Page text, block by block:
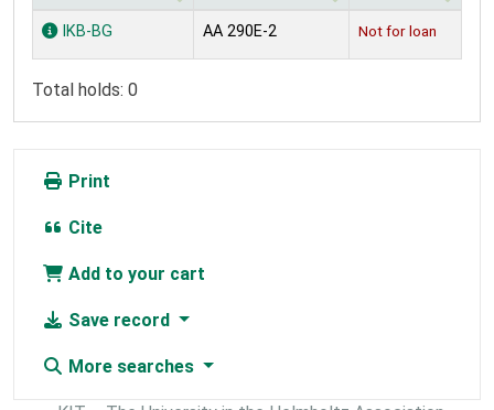
Holdings
IKB-BG AA 290E-2 Not for loan
Total holds: 0
Print
Cite
Add to your cart
Save record
More searches